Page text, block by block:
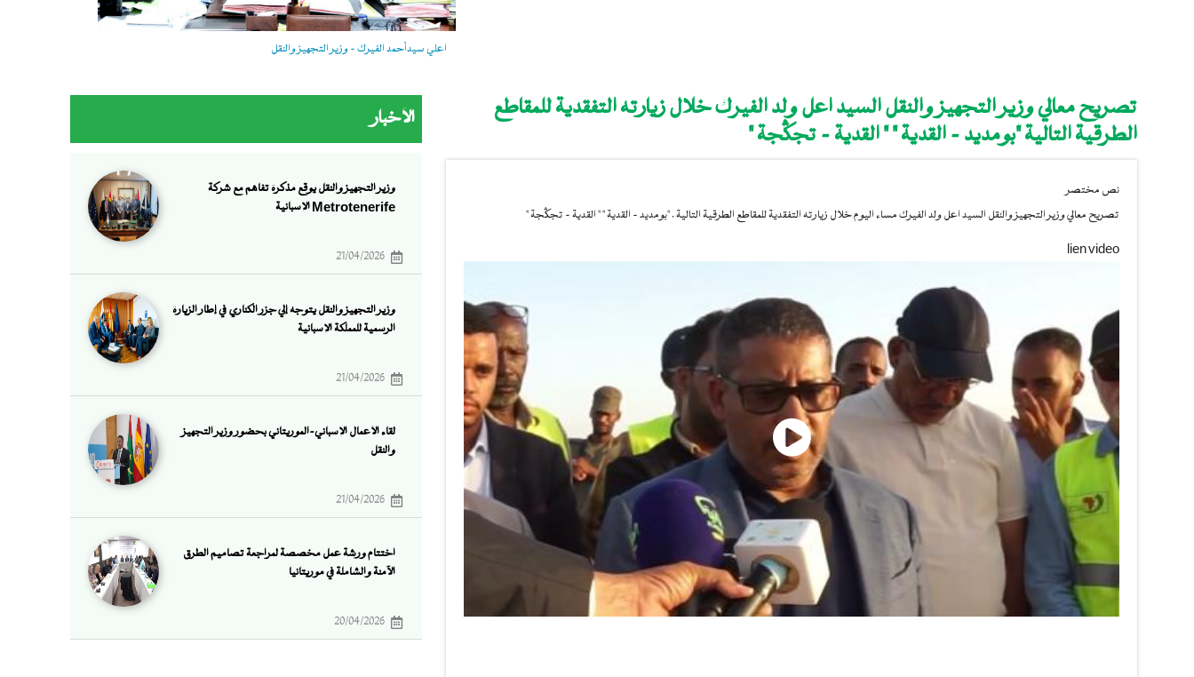
اعلي سيدأحمد الفيرك - وزير التجهيز والنقل
تصريح معالي وزير التجهيز والنقل السيد اعل ولد الفيرك خلال زيارته التفقدية للمقاطع
الطرقية التالية "بومديد - القدية " " القدية - تجگجة "
نص مختصر
تصريح معالي وزير التجهيز والنقل السيد اعل ولد الفيرك مساء اليوم خلال زيارته التفقدية للمقاطع الطرقية التالية . "بومديد - القدية " " القدية - تجگجة "
lien video
الأخبار
وزير التجهيز والنقل يوقع مذكرة تفاهم مع شركة
Metrotenerife الإسبانية
21/04/2026
وزير التجهيز والنقل يتوجه إلي جزر الكناري في إطار الزيارة
الرسمية للمملكة الإسبانية
21/04/2026
لقاء الأعمال الإسباني-الموريتاني بحضور وزير التجهيز
والنقل
21/04/2026
اختتام ورشة عمل مخصصة لمراجعة تصاميم الطرق
الآمنة والشاملة في موريتانيا
20/04/2026